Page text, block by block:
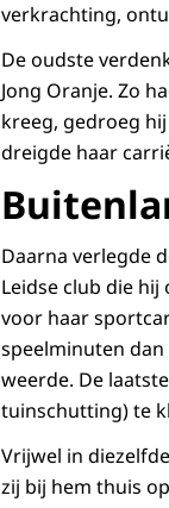
verkrachting,
De oudste
Jong Oranje. Zo
kreeg, gedroeg
dreigde haar
Daarna verlegde
Leidse club die
voor haar
speelminuten
weerde. De
tuinschutting) te
Vrijwel in
zij bij hem thuis